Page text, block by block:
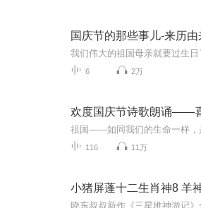
国庆节的那些事儿-来历
6 2万
欢度国庆节诗歌朗诵——
116 11万